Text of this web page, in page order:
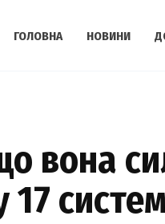
ГОЛОВНА НОВИНИ
вона
17